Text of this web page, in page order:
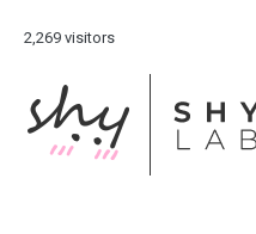
2,269 visitors